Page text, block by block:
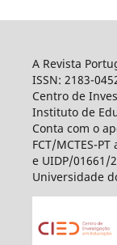
A Revista
ISSN: 2183-
Centro de
Instituto de
Conta com o
FCT/MCTES-
e UIDP/01661/
Universidade